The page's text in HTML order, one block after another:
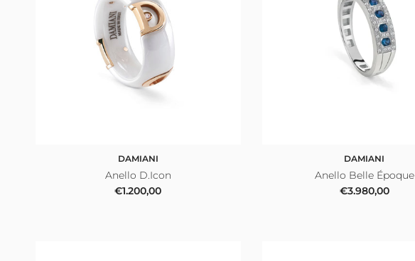
DAMIANI
Anello D.Icon
Prezzo normale
€1.200,00
DAMIANI
Anello Belle Époque
Prezzo normale
€3.980,00